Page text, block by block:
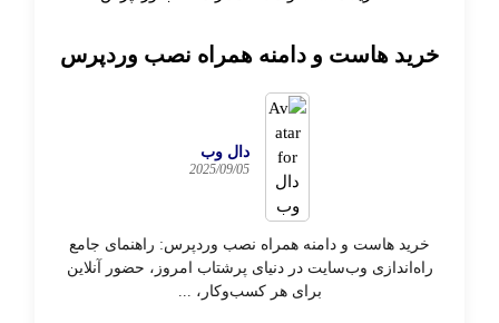
خرید هاست و دامنه همراه نصب وردپرس
دال وب
2025/09/05
خرید هاست و دامنه همراه نصب وردپرس: راهنمای جامع
راه‌اندازی وب‌سایت در دنیای پرشتاب امروز، حضور آنلاین
برای هر کسب‌وکار، ...